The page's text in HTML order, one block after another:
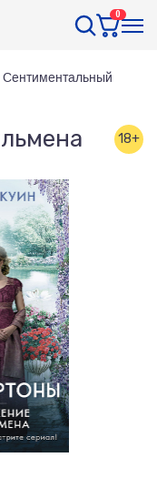
0
Сентиментальный
18+